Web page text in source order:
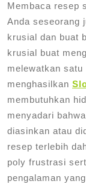
Membaca resep
Anda seseorang
krusial dan buat
krusial buat
melewatkan
menghasilkan
membutuhkan
menyadari
diasinkan atau
resep terlebih
poly frustrasi
pengalaman